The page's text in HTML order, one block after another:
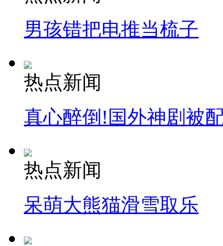
男孩错把电推当梳子
热点新闻
真心醉倒!国外神剧被
热点新闻
呆萌大熊猫滑雪取乐